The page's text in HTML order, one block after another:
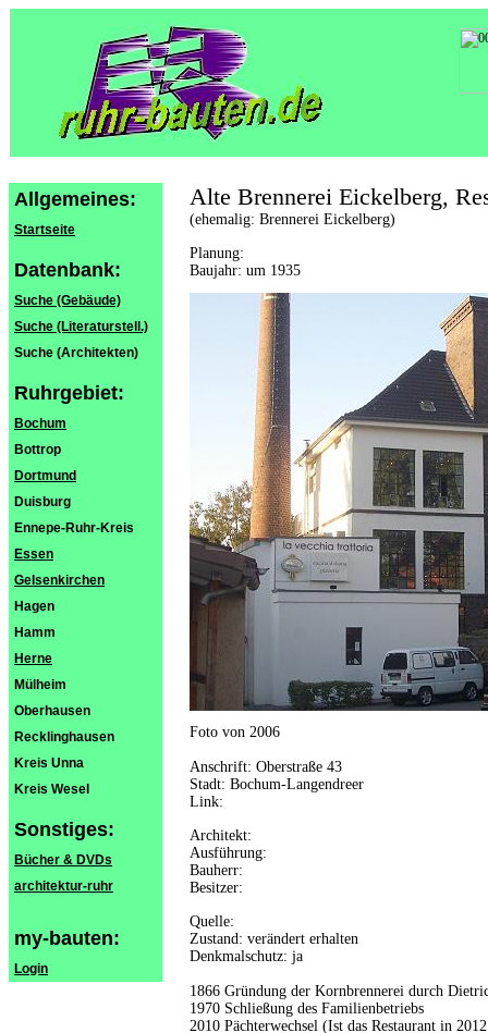
Allgemeines:
Startseite
Datenbank:
Suche (Gebäude)
Suche (Literaturstell.)
Suche (Architekten)
Ruhrgebiet:
Bochum
Bottrop
Dortmund
Duisburg
Ennepe-Ruhr-Kreis
Essen
Gelsenkirchen
Hagen
Hamm
Herne
Mülheim
Oberhausen
Recklinghausen
Kreis Unna
Kreis Wesel
Sonstiges:
Bücher & DVDs
architektur-ruhr
my-bauten:
Login
Alte Brennerei Eickelberg,
(ehemalig: Brennerei Eickelberg)
Planung:
Baujahr: um 1935
Foto von 2006
Anschrift: Oberstraße 43
Stadt: Bochum-Langendreer
Link:
Architekt:
Ausführung:
Bauherr:
Besitzer:
Quelle:
Zustand: verändert erhalten
Denkmalschutz: ja
1866 Gründung der Kornbrennerei durch
1970 Schließung des Familienbetriebs
2010 Pächterwechsel (Ist das Restaurant in